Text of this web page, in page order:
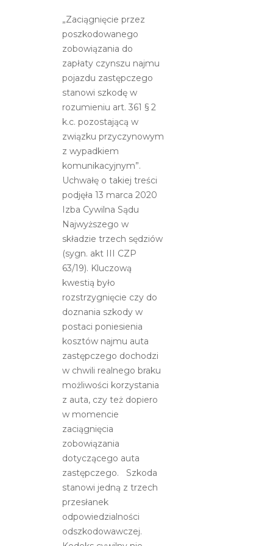
Najwyższego
w
kwestii
najmu
aut
zastępczych
„Zaciągnięcie przez
poszkodowanego
zobowiązania do
zapłaty czynszu najmu
pojazdu zastępczego
stanowi szkodę w
rozumieniu art. 361 § 2
k.c. pozostającą w
związku przyczynowym
z wypadkiem
komunikacyjnym”.
Uchwałę o takiej treści
podjęła 13 marca 2020
Izba Cywilna Sądu
Najwyższego w
składzie trzech sędziów
(sygn. akt III CZP
63/19). Kluczową
kwestią było
rozstrzygnięcie czy do
doznania szkody w
postaci poniesienia
kosztów najmu auta
zastępczego dochodzi
w chwili realnego braku
możliwości korzystania
z auta, czy też dopiero
w momencie
zaciągnięcia
zobowiązania
dotyczącego auta
zastępczego. Szkoda
stanowi jedną z trzech
przesłanek
odpowiedzialności
odszkodowawczej.